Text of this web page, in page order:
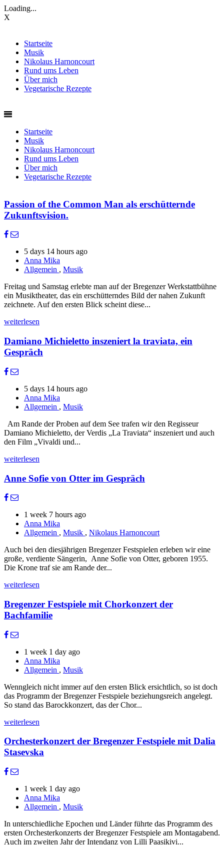
Loading...
X
Startseite
Musik
Nikolaus Harnoncourt
Rund ums Leben
Über mich
Vegetarische Rezepte
Startseite
Musik
Nikolaus Harnoncourt
Rund ums Leben
Über mich
Vegetarische Rezepte
Passion of the Common Man als erschütternde
Zukunftsvision.
5 days 14 hours ago
Anna Mika
Allgemein , Musik
Freitag und Samstag erlebte man auf der Bregenzer Werkstattbühne
ein Musiktheater, das ein erschütterndes Bild der nahen Zukunft
zeichnete. Auf den ersten Blick scheint diese...
weiterlesen
Damiano Michieletto inszeniert la traviata, ein
Gespräch
5 days 14 hours ago
Anna Mika
Allgemein , Musik
Am Rande der Proben auf dem See trafen wir den Regisseur
Damiano Michieletto, der Verdis „La Traviata“ inszeniert und auch
den Film „Vivaldi und...
weiterlesen
Anne Sofie von Otter im Gespräch
1 week 7 hours ago
Anna Mika
Allgemein , Musik , Nikolaus Harnoncourt
Auch bei den diesjährigen Bregenzer Festspielen erleben wir eine
große, verdiente Sängerin, Anne Sofie von Otter, geboren 1955.
Die Krone traf sie am Rande der...
weiterlesen
Bregenzer Festspiele mit Chorkonzert der
Bachfamilie
1 week 1 day ago
Anna Mika
Allgemein , Musik
Wenngleich nicht immer auf den ersten Blick ersichtlich, so ist doch
das Programm der Bregenzer Festspiele beziehungsreich angelegt.
So stand das Barockkonzert, das der Chor...
weiterlesen
Orchesterkonzert der Bregenzer Festspiele mit Dalia
Stasevska
1 week 1 day ago
Anna Mika
Allgemein , Musik
In unterschiedliche Epochen und Länder führte das Programm des
ersten Orchesterkonzerts der Bregenzer Festspiele am Montagabend.
Auch im zweiten Jahr der Intendanz von Lilli Paasikivi...